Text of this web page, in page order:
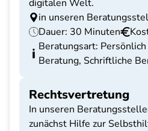
digitalen Welt.
in unseren
Dauer: 30 Minuten
Beratungsart:
Beratung, Schriftliche
Rechtsvertretung
In unseren
zunächst Hilfe zur